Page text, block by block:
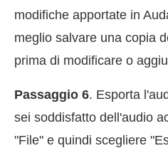
modifiche apportate in
meglio salvare una copia
prima di modificare o
Passaggio 6. Esporta
sei soddisfatto dell'audio
"File" e quindi scegliere